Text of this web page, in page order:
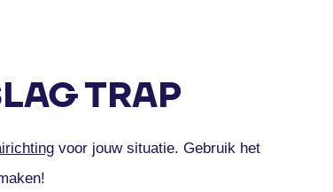
TRAP
voor jouw situatie. Gebruik het